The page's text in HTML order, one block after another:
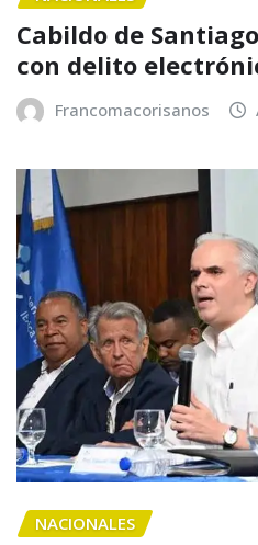
Cabildo de
con delito
Francomacorisanos
NACIONALES